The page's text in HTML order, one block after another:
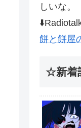
しいな。
餅と餅屋
☆新着